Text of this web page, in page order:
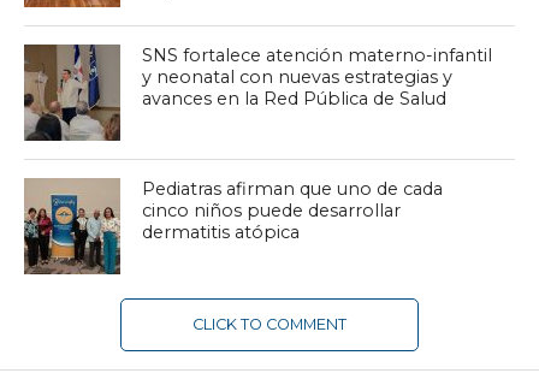
SNS fortalece atención materno-infantil
y neonatal con nuevas estrategias y
avances en la Red Pública de Salud
Pediatras afirman que uno de cada
cinco niños puede desarrollar
dermatitis atópica
CLICK TO COMMENT